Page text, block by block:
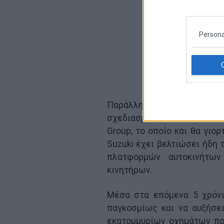
Παράλληλα η Suzuki
σχεδιασμένο να θέσει τα
Group, το οποίο και θα
Suzuki έχει βελτιώσει ήδη
πλατφορμών
κινητήρων.
Μέσα στα επόμενα 5
παγκοσμίως και να
εκατομμυρίων οχημάτων